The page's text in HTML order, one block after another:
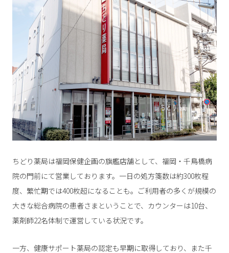
ちどり薬局は福岡保健企画の旗艦店舗として、福岡・千鳥橋病
院の門前にて営業しております。一日の処方箋数は約300枚程
度、繁忙期では400枚超になることも。ご利用者の多くが規模の
大きな総合病院の患者さまということで、カウンターは10台、
薬剤師22名体制で運営している状況です。
一方、健康サポート薬局の認定も早期に取得しており、また千